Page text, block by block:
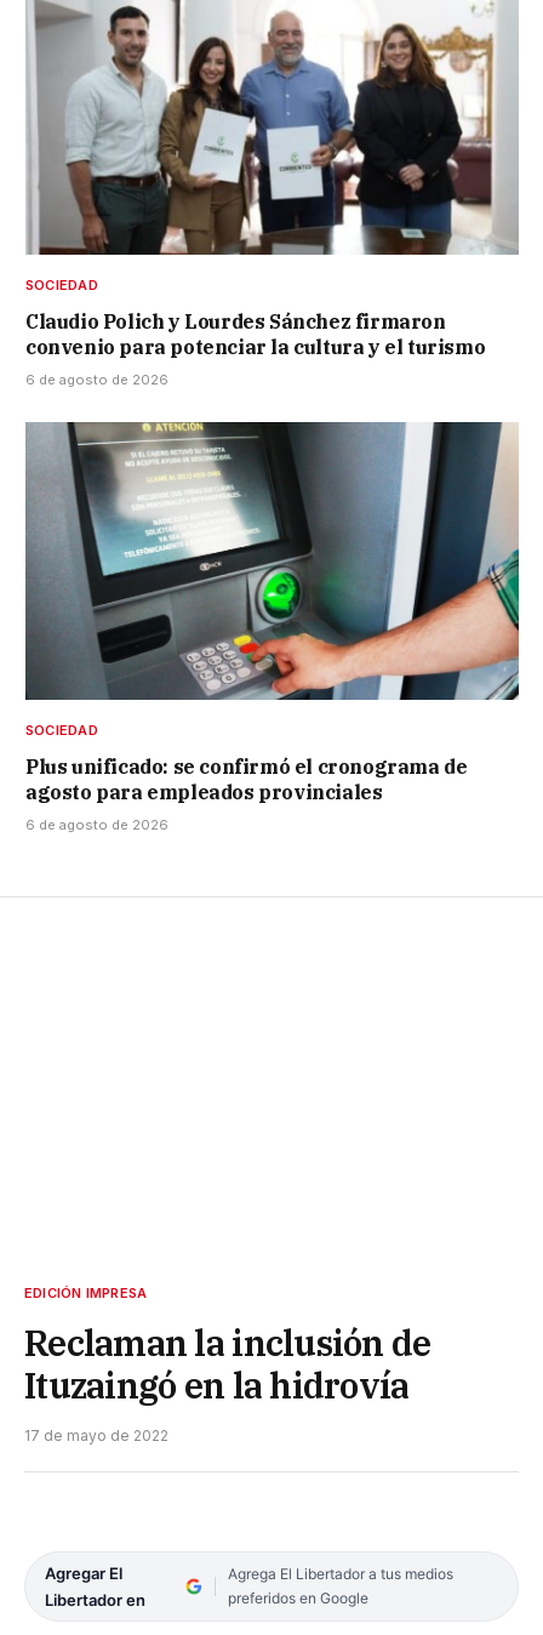
SOCIEDAD
Claudio Polich y Lourdes Sánchez firmaron
convenio para potenciar la cultura y el turismo
6 de agosto de 2026
SOCIEDAD
Plus unificado: se confirmó el cronograma de
agosto para empleados provinciales
6 de agosto de 2026
EDICIÓN IMPRESA
Reclaman la inclusión de
Ituzaingó en la hidrovía
17 de mayo de 2022
Agregar El
Libertador en
Agrega El Libertador a tus medios
preferidos en Google